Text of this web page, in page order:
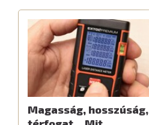
Magasság, hosszúság,